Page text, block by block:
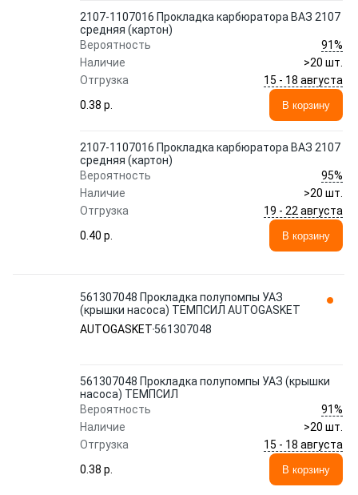
2107-1107016 Прокладка карбюратора ВАЗ 2107
средняя (картон)
Вероятность
91%
Наличие
>20 шт.
Отгрузка
15 - 18 августа
0.38 p.
В корзину
2107-1107016 Прокладка карбюратора ВАЗ 2107
средняя (картон)
Вероятность
95%
Наличие
>20 шт.
Отгрузка
19 - 22 августа
0.40 p.
В корзину
561307048 Прокладка полупомпы УАЗ
(крышки насоса) ТЕМПСИЛ AUTOGASKET
AUTOGASKET 561307048
561307048 Прокладка полупомпы УАЗ (крышки
насоса) ТЕМПСИЛ
Вероятность
91%
Наличие
>20 шт.
Отгрузка
15 - 18 августа
0.38 p.
В корзину